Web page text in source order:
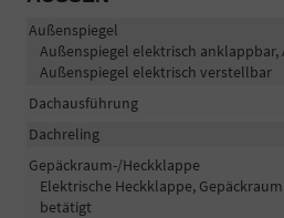
Außenspiegel
Außenspiegel elektrisch anklappbar,
Außenspiegel elektrisch verstellbar
Dachausführung
Dachreling
Gepäckraum-/Heckklappe
Elektrische Heckklappe,
betätigt